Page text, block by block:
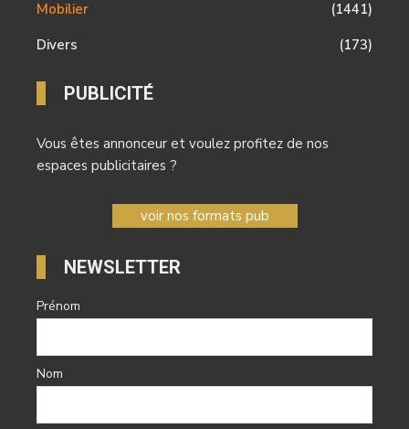
Mobilier
(1441)
Divers
(173)
PUBLICITÉ
Vous êtes annonceur et voulez profitez de nos
espaces publicitaires ?
voir nos formats pub
NEWSLETTER
Prénom
Nom